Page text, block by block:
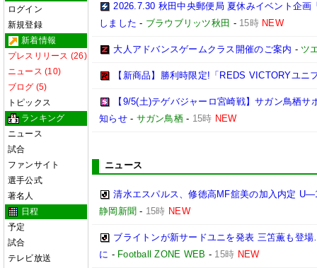
ログイン
新規登録
新着情報
プレスリリース (26)
ニュース (10)
ブログ (5)
トピックス
ランキング
ニュース
試合
ファンサイト
選手公式
著名人
日程
予定
試合
テレビ放送
2026.7.30 秋田中央郵便局 夏休みイベント企
しました - ブラウブリッツ秋田 - 15時 NEW
大人アドバンスゲームクラス開催のご案内 - ツ
【新商品】勝利時限定!「REDS VICTORYユニ
【9/5(土)テゲバジャーロ宮崎戦】サガン鳥栖
知らせ- サガン鳥栖- 15時 NEW
ニュース
清水エスパルス、修徳高MF舘美の加入内定
静岡新聞 - 15時 NEW
ブライトンが新サードユニを発表 三笘薫も登
に - Football ZONE WEB - 15時 NEW